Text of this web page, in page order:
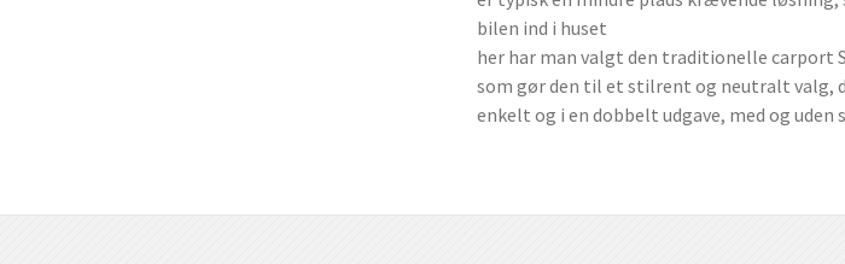
bilen ind i huset
her har man valgt den traditionelle carport
som gør den til et stilrent og neutralt valg,
enkelt og i en dobbelt udgave, med og uden